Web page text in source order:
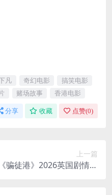
凡 奇幻电影
搞笑电影
赌场故事 香港电影
分享 收藏 点赞(0)
上一篇
骗徒港》2026英国剧情全